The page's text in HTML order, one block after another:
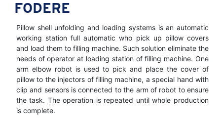
FODERE
Pillow shell unfolding and loading systems is an automatic
working station full automatic who pick up pillow covers
and load them to filling machine. Such solution eliminate the
needs of operator at loading station of filling machine. One
arm elbow robot is used to pick and place the cover of
pillow to the injectors of filling machine, a special hand with
clip and sensors is connected to the arm of robot to ensure
the task. The operation is repeated until whole production
is complete.